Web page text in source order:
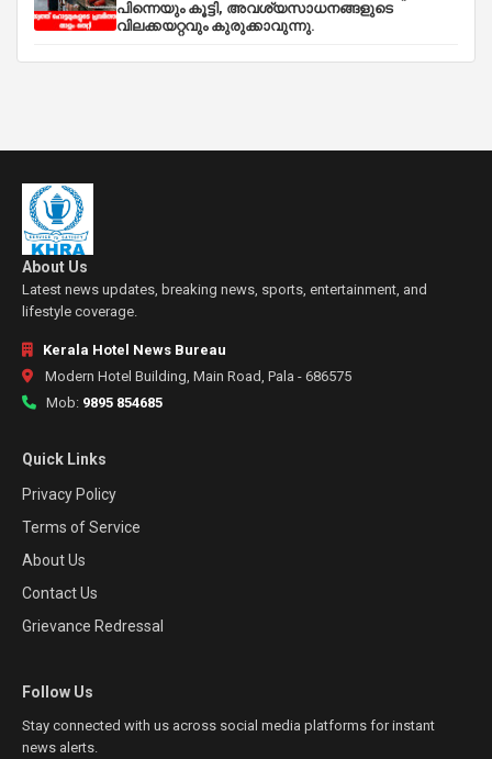
പിന്നെയും കൂട്ടി, അവശ്യസാധനങ്ങളുടെ
വിലക്കയറ്റവും കുരുക്കാവുന്നു.
About Us
Latest news updates, breaking news, sports, entertainment, and
lifestyle coverage.
Kerala Hotel News Bureau
Modern Hotel Building, Main Road, Pala - 686575
Mob: 9895 854685
Quick Links
Privacy Policy
Terms of Service
About Us
Contact Us
Grievance Redressal
Follow Us
Stay connected with us across social media platforms for instant
news alerts.